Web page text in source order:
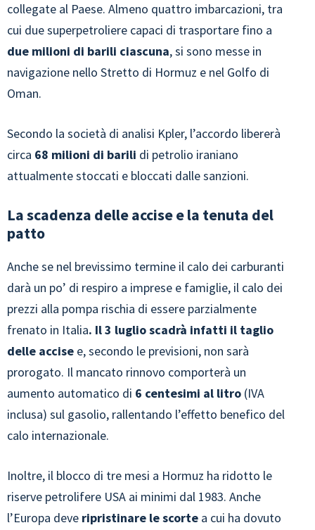
collegate al Paese. Almeno quattro imbarcazioni, tra
cui due superpetroliere capaci di trasportare fino a
due milioni di barili ciascuna, si sono messe in
navigazione nello Stretto di Hormuz e nel Golfo di
Oman.
Secondo la società di analisi Kpler, l’accordo libererà
circa 68 milioni di barili di petrolio iraniano
attualmente stoccati e bloccati dalle sanzioni.
La scadenza delle accise e la tenuta del
patto
Anche se nel brevissimo termine il calo dei carburanti
darà un po’ di respiro a imprese e famiglie, il calo dei
prezzi alla pompa rischia di essere parzialmente
frenato in Italia. Il 3 luglio scadrà infatti il taglio
delle accise e, secondo le previsioni, non sarà
prorogato. Il mancato rinnovo comporterà un
aumento automatico di 6 centesimi al litro (IVA
inclusa) sul gasolio, rallentando l’effetto benefico del
calo internazionale.
Inoltre, il blocco di tre mesi a Hormuz ha ridotto le
riserve petrolifere USA ai minimi dal 1983. Anche
l’Europa deve ripristinare le scorte a cui ha dovuto